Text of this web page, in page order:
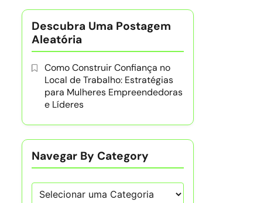
Descubra Uma Postagem
Aleatória
Como Construir Confiança no
Local de Trabalho: Estratégias
para Mulheres Empreendedoras
e Líderes
Navegar By Category